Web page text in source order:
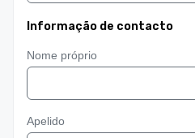
Informação de contacto
Nome próprio
Apelido